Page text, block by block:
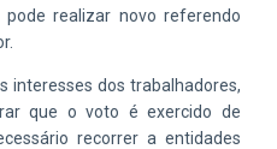
realizar novo referendo
interesses dos trabalhadores,
que o voto é exercido de
recorrer a entidades